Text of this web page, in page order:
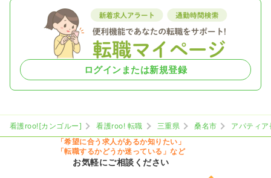
ログインまたは新規登録
看護roo![カンゴルー] 看護roo! 転職 三重県 桑名市
アパティ
「希望に合う求人があるか知りたい」
「転職するかどうか迷っている」など
お気軽にご相談ください